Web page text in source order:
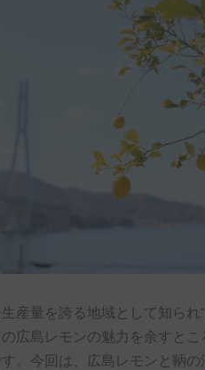
産量を誇る地域として知ら
広島レモンの魅力を余すと
。今回は、広島レモンと鞆